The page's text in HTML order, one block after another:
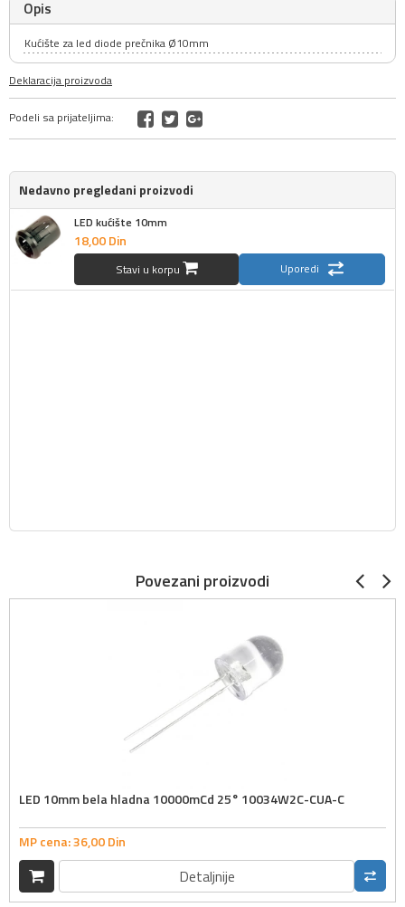
Opis
Kućište za led diode prečnika Ø10mm
Deklaracija proizvoda
Podeli sa prijateljima:
Nedavno pregledani proizvodi
LED kućište 10mm
18,00Din
Stavi u korpu Uporedi
Povezani proizvodi
LED 10mm bela hladna 10000mCd 25° 10034W2C-CUA-C
MP cena:36,00Din
Detaljnije